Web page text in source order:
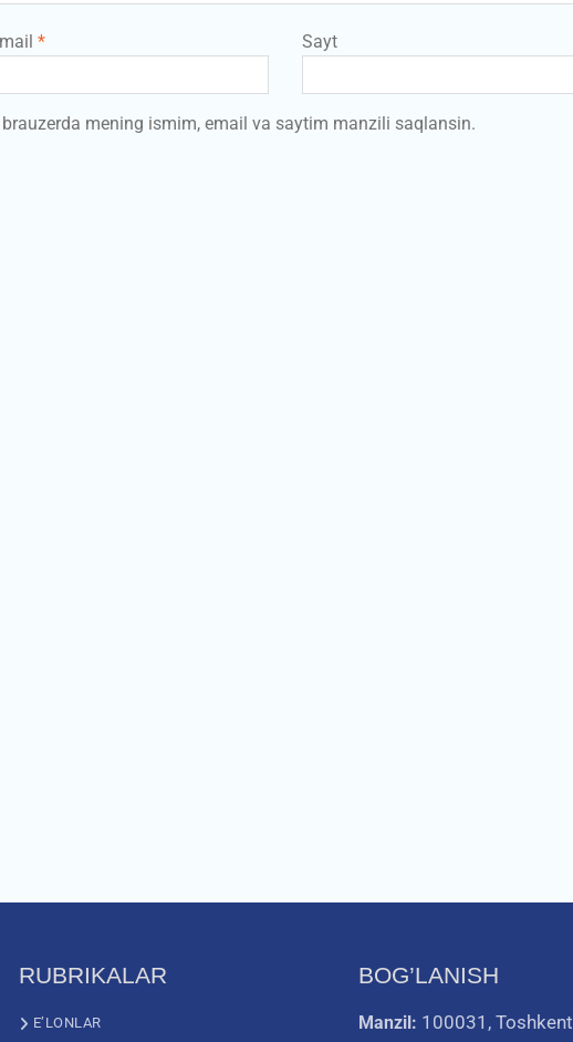
* Sayt
mening ismim, email va saytim manzili saqlansin.
RUBRIKALAR
E’LONLAR
BOG’LANISH
Manzil: 100031, Toshkent